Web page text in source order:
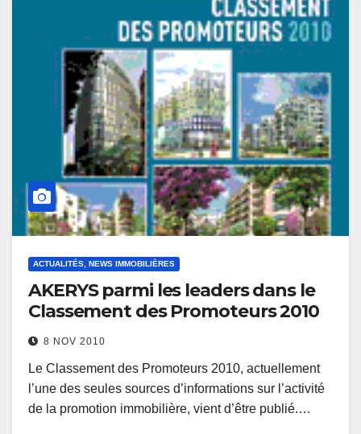
ACTUALITÉS, NEWS IMMOBILIÈRES
AKERYS parmi les leaders dans le
Classement des Promoteurs 2010
8 NOV 2010
Le Classement des Promoteurs 2010, actuellement
l’une des seules sources d’informations sur l’activité
de la promotion immobilière, vient d’être publié.…